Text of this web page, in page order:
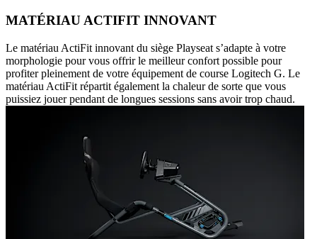
MATÉRIAU ACTIFIT INNOVANT
Le matériau ActiFit innovant du siège Playseat s’adapte à votre
morphologie pour vous offrir le meilleur confort possible pour
profiter pleinement de votre équipement de course Logitech G. Le
matériau ActiFit répartit également la chaleur de sorte que vous
puissiez jouer pendant de longues sessions sans avoir trop chaud.